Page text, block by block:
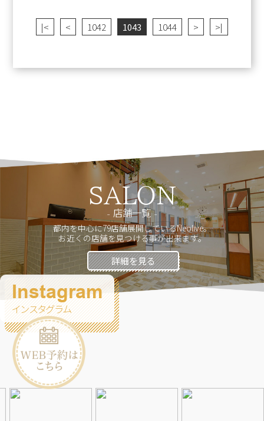
|< < 1042 1043 1044 > >|
SALON
店舗一覧
都内を中心に79店舗展開しているNeolive。
お近くの店舗を見つける事が出来ます。
詳細を見る
Instagram
インスタグラム